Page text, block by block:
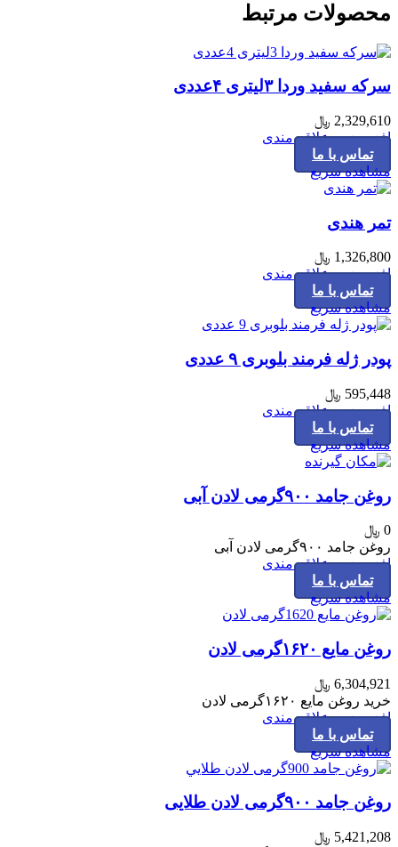
محصولات مرتبط
سرکه سفید وردا ۳لیتری ۴عددی
2,329,610 ﷼
افزودن به علاقه مندی
تماس با ما
مشاهده سریع
تمر هندی
1,326,800 ﷼
افزودن به علاقه مندی
تماس با ما
مشاهده سریع
پودر ژله فرمند بلوبری ۹ عددی
595,448 ﷼
افزودن به علاقه مندی
تماس با ما
مشاهده سریع
روغن جامد ۹۰۰گرمی لادن آبی
0 ﷼
روغن جامد ۹۰۰گرمی لادن آبی
افزودن به علاقه مندی
تماس با ما
مشاهده سریع
روغن مایع ۱۶۲۰گرمی لادن
6,304,921 ﷼
خرید روغن مایع ۱۶۲۰گرمی لادن
افزودن به علاقه مندی
تماس با ما
مشاهده سریع
روغن جامد ۹۰۰گرمی لادن طلایی
5,421,208 ﷼